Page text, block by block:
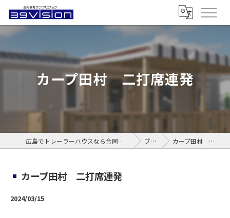
カープ田村 二打席連発
広島でトレーラーハウスなら合同会社サンクビジョン ブログ カープ田村 二打席連発
カープ田村 二打席連発
2024/03/15